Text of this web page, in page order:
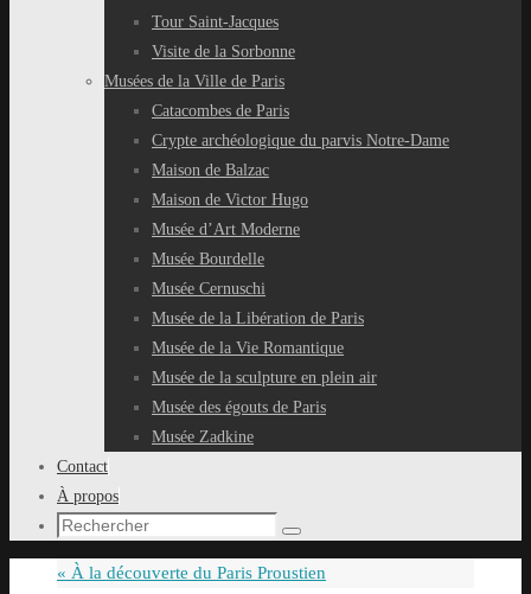
Tour Saint-Jacques
Visite de la Sorbonne
Musées de la Ville de Paris
Catacombes de Paris
Crypte archéologique du parvis Notre-Dame
Maison de Balzac
Maison de Victor Hugo
Musée d’Art Moderne
Musée Bourdelle
Musée Cernuschi
Musée de la Libération de Paris
Musée de la Vie Romantique
Musée de la sculpture en plein air
Musée des égouts de Paris
Musée Zadkine
Contact
À propos
Recherche
:
Rechercher
« À la découverte du Paris Proustien